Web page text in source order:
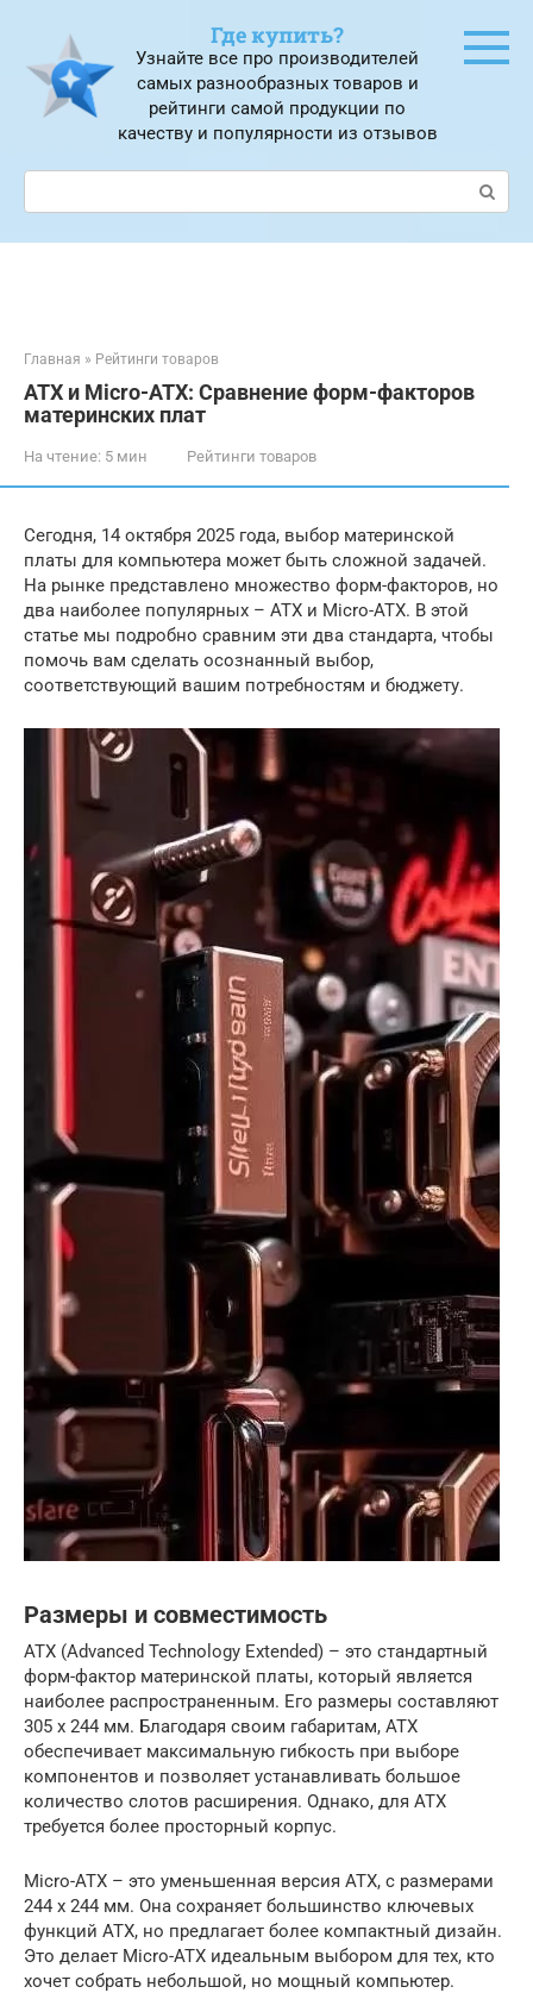
контенту
Где купить?
Узнайте все про производителей
самых разнообразных товаров и
рейтинги самой продукции по
качеству и популярности из отзывов
Поиск:
Главная » Рейтинги товаров
ATX и Micro-ATX: Сравнение форм-факторов
материнских плат
На чтение: 5 мин Рейтинги товаров
Сегодня, 14 октября 2025 года, выбор материнской
платы для компьютера может быть сложной задачей.
На рынке представлено множество форм-факторов, но
два наиболее популярных – ATX и Micro-ATX. В этой
статье мы подробно сравним эти два стандарта, чтобы
помочь вам сделать осознанный выбор,
соответствующий вашим потребностям и бюджету.
Размеры и совместимость
ATX (Advanced Technology Extended) – это стандартный
форм-фактор материнской платы, который является
наиболее распространенным. Его размеры составляют
305 x 244 мм. Благодаря своим габаритам, ATX
обеспечивает максимальную гибкость при выборе
компонентов и позволяет устанавливать большое
количество слотов расширения. Однако, для ATX
требуется более просторный корпус.
Micro-ATX – это уменьшенная версия ATX, с размерами
244 x 244 мм. Она сохраняет большинство ключевых
функций ATX, но предлагает более компактный дизайн.
Это делает Micro-ATX идеальным выбором для тех, кто
хочет собрать небольшой, но мощный компьютер.